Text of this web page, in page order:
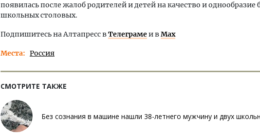
появилась после жалоб родителей и детей на качество и однообразие
школьных столовых.
Подпишитесь на Алтапресс вТелеграмеи вMax
Места Россия
СМОТРИТЕ ТАКЖЕ
Без сознания в машине нашли 38-летнего мужчину и двух